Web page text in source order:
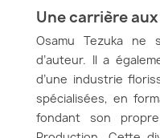
Une carrière
Osamu Tezuka ne
d’auteur. Il a
d’une industrie
spécialisées, en
fondant son